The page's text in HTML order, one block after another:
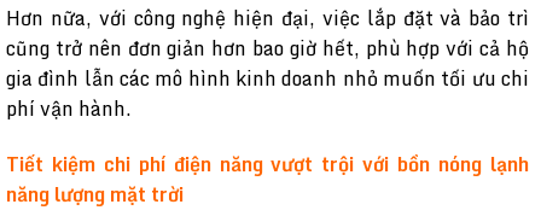
Hơn nữa, với công nghệ hiện đại, việc lắp đặt và bảo trì
cũng trở nên đơn giản hơn bao giờ hết, phù hợp với cả hộ
gia đình lẫn các mô hình kinh doanh nhỏ muốn tối ưu chi
phí vận hành.
Tiết kiệm chi phí điện năng vượt trội với bồn nóng lạnh
năng lượng mặt trời